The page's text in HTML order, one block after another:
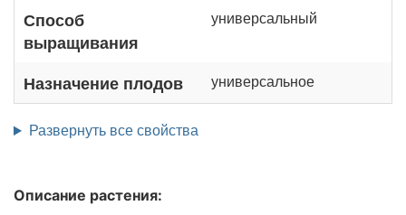
Способ
выращивания
универсальный
Назначение плодов универсальное
Развернуть все свойства
Описание растения: